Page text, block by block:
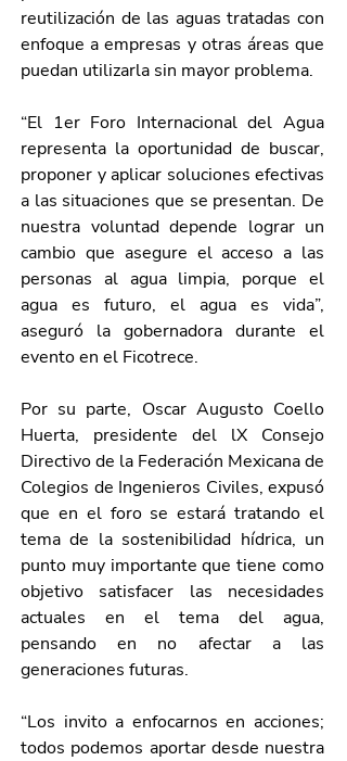
reutilización de las aguas tratadas con
enfoque a empresas y otras áreas que
puedan utilizarla sin mayor problema.
“El 1er Foro Internacional del Agua
representa la oportunidad de buscar,
proponer y aplicar soluciones efectivas
a las situaciones que se presentan. De
nuestra voluntad depende lograr un
cambio que asegure el acceso a las
personas al agua limpia, porque el
agua es futuro, el agua es vida”,
aseguró la gobernadora durante el
evento en el Ficotrece.
Por su parte, Oscar Augusto Coello
Huerta, presidente del lX Consejo
Directivo de la Federación Mexicana de
Colegios de Ingenieros Civiles, expusó
que en el foro se estará tratando el
tema de la sostenibilidad hídrica, un
punto muy importante que tiene como
objetivo satisfacer las necesidades
actuales en el tema del agua,
pensando en no afectar a las
generaciones futuras.
“Los invito a enfocarnos en acciones;
todos podemos aportar desde nuestra